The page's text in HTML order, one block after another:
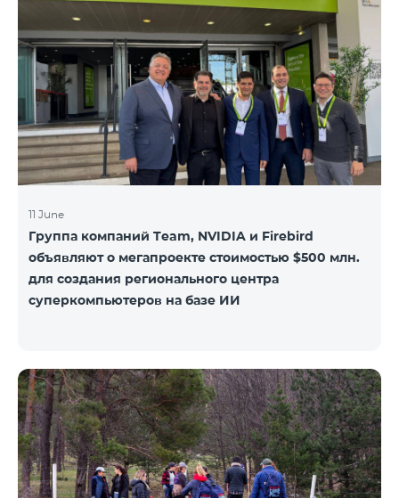
11 June
Группа компаний Team, NVIDIA и Firebird
объявляют о мегапроекте стоимостью $500 млн.
для создания регионального центра
суперкомпьютеров на базе ИИ